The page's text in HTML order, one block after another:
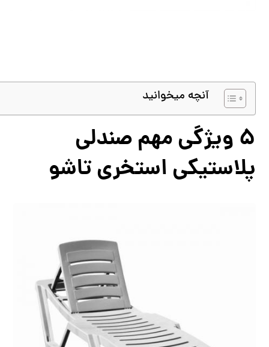
آنچه میخوانید
5 ویژگی مهم صندلی
پلاستیکی استخری تاشو